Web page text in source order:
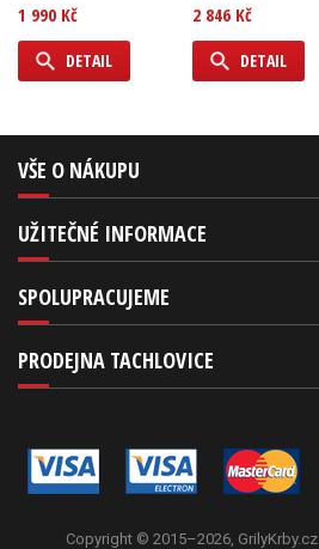
1 990 Kč
DETAIL
2 846 Kč
DETAIL
VŠE O NÁKUPU
UŽITEČNÉ INFORMACE
SPOLUPRACUJEME
PRODEJNA TACHLOVICE
Copyright © 2015–2026, GrilyKrby.cz